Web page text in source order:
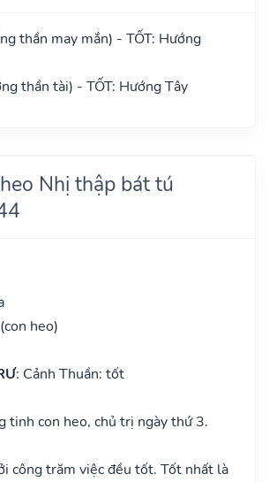
thần may mắn) - TỐT: Hướng
thần tài) - TỐT: Hướng Tây
Nhị thập bát tú
heo)
: Cảnh Thuần: tốt
tinh con heo, chủ trị ngày thứ 3.
công trăm việc đều tốt. Tốt nhất là